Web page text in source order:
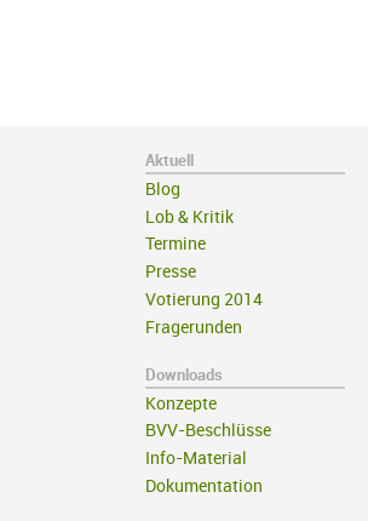
Aktuell
Blog
Lob & Kritik
Termine
Presse
Votierung 2014
Fragerunden
Downloads
Konzepte
BVV-Beschlüsse
Info-Material
Dokumentation